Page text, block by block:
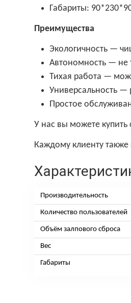
Габариты:
Преимущества
Экологичность —
Автономность — не
Тихая работа —
Универсальность —
Простое
У нас вы можете
Каждому клиенту также
Производительность
Количество пользователей
Объём залпового сброса
Вес
Габариты